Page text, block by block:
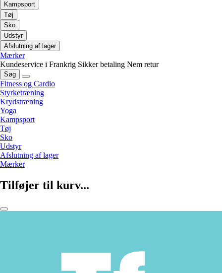
Kampsport
Tøj
Sko
Udstyr
Afslutning af lager
Mærker
Kundeservice i Frankrig Sikker betaling Nem retur
Søg
Fitness og Cardio
Styrketræning
Krydstræning
Yoga
Kampsport
Tøj
Sko
Udstyr
Afslutning af lager
Mærker
Tilføjer til kurv...